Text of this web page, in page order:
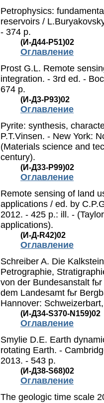
Petrophysics:
reservoirs /
- 374 p.
(И-Д44-Р51)02
Оглавление
Prost G.L. Remote
integration. - 3rd ed. -
674 p.
(И-Д3-P93)02
Оглавление
Pyrite: synthesis,
P.T.Vinsen. - New York:
(Materials science and
century).
(И-Д33-Р99)02
Оглавление
Remote sensing of land
applications / ed. by
2012. - 425 p.: ill. -
applications).
(И-Д-R42)02
Оглавление
Schreiber A. Die
Petrographie,
von der Bundesanstalt
dem Landesamt fьr
Hannover:
(И-Д34-S370-N159)02
Оглавление
Smylie D.E. Earth
rotating Earth. -
2013. - 543 p.
(И-Д38-S68)02
Оглавление
The geologic time scale